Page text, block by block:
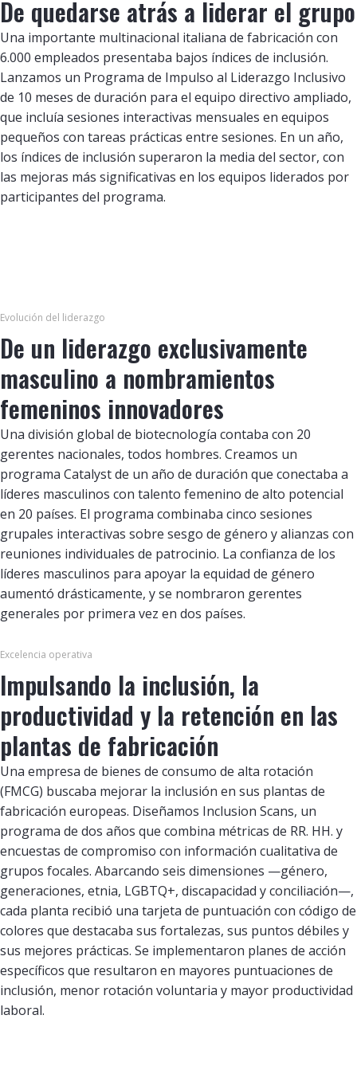
De quedarse atrás a liderar el grupo
Una importante multinacional italiana de fabricación con
6.000 empleados presentaba bajos índices de inclusión.
Lanzamos un Programa de Impulso al Liderazgo Inclusivo
de 10 meses de duración para el equipo directivo ampliado,
que incluía sesiones interactivas mensuales en equipos
pequeños con tareas prácticas entre sesiones. En un año,
los índices de inclusión superaron la media del sector, con
las mejoras más significativas en los equipos liderados por
participantes del programa.
Evolución del liderazgo
De un liderazgo exclusivamente
masculino a nombramientos
femeninos innovadores
Una división global de biotecnología contaba con 20
gerentes nacionales, todos hombres. Creamos un
programa Catalyst de un año de duración que conectaba a
líderes masculinos con talento femenino de alto potencial
en 20 países. El programa combinaba cinco sesiones
grupales interactivas sobre sesgo de género y alianzas con
reuniones individuales de patrocinio. La confianza de los
líderes masculinos para apoyar la equidad de género
aumentó drásticamente, y se nombraron gerentes
generales por primera vez en dos países.
Excelencia operativa
Impulsando la inclusión, la
productividad y la retención en las
plantas de fabricación
Una empresa de bienes de consumo de alta rotación
(FMCG) buscaba mejorar la inclusión en sus plantas de
fabricación europeas. Diseñamos Inclusion Scans, un
programa de dos años que combina métricas de RR. HH. y
encuestas de compromiso con información cualitativa de
grupos focales. Abarcando seis dimensiones —género,
generaciones, etnia, LGBTQ+, discapacidad y conciliación—,
cada planta recibió una tarjeta de puntuación con código de
colores que destacaba sus fortalezas, sus puntos débiles y
sus mejores prácticas. Se implementaron planes de acción
específicos que resultaron en mayores puntuaciones de
inclusión, menor rotación voluntaria y mayor productividad
laboral.